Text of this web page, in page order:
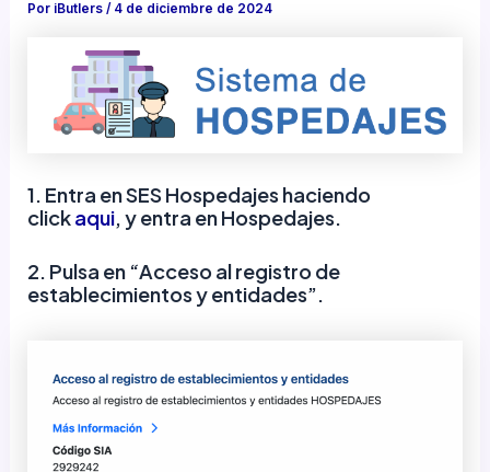
Por iButlers/ 4 de diciembre de 2024
1. Entra en SES Hospedajes haciendo
clickaqui, y entra en Hospedajes.
2. Pulsa en “Acceso al registro de
establecimientos y entidades”.